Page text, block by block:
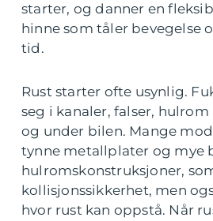
starter, og danner en
hinne som tåler bevegelse
tid.
Rust starter ofte usynlig.
seg i kanaler, falser,
og under bilen. Mange
tynne metallplater og mye
hulromskonstruksjoner,
kollisjonssikkerhet, men
hvor rust kan oppstå. Når